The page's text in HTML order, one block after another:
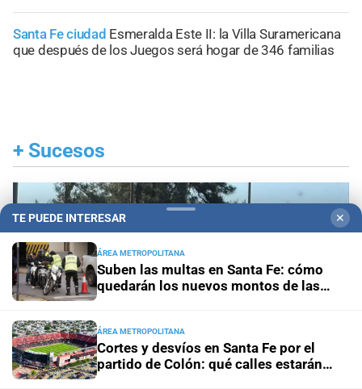
Santa Fe ciudad Esmeralda Este II: la Villa Suramericana
que después de los Juegos será hogar de 346 familias
+ Sucesos
TE PUEDE INTERESAR ✕
ÁREA METROPOLITANA
Suben las multas en Santa Fe: cómo
quedarán los nuevos montos de las
ÁREA METROPOLITANA
Cortes y desvíos en Santa Fe por el
partido de Colón: qué calles estarán